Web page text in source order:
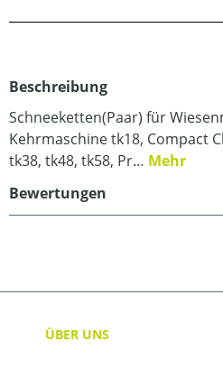
Beschreibung
Schneeketten(Paar) für
Kehrmaschine tk18, Compact
tk38, tk48, tk58, Pr… Mehr
Bewertungen
ÜBER UNS